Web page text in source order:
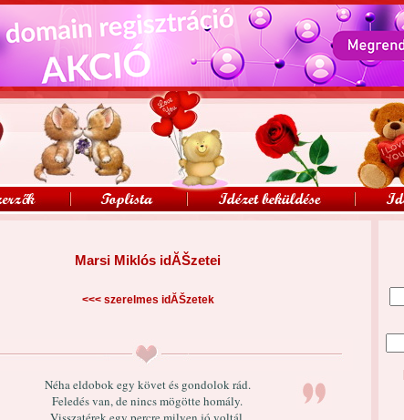
Marsi Miklós idĂŠzetei
<<< szerelmes idĂŠzetek
Néha eldobok egy követ és gondolok rád.
Feledés van, de nincs mögötte homály.